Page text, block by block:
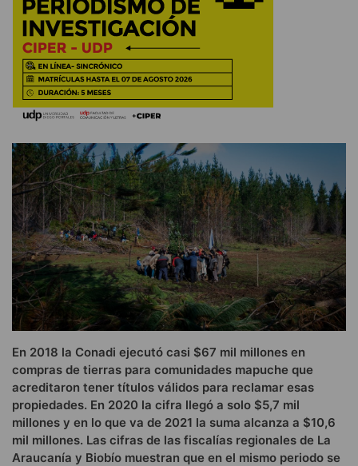
En 2018 la Conadi ejecutó casi $67 mil millones en
compras de tierras para comunidades mapuche que
acreditaron tener títulos válidos para reclamar esas
propiedades. En 2020 la cifra llegó a solo $5,7 mil
millones y en lo que va de 2021 la suma alcanza a $10,6
mil millones. Las cifras de las fiscalías regionales de La
Araucanía y Biobío muestran que en el mismo periodo se